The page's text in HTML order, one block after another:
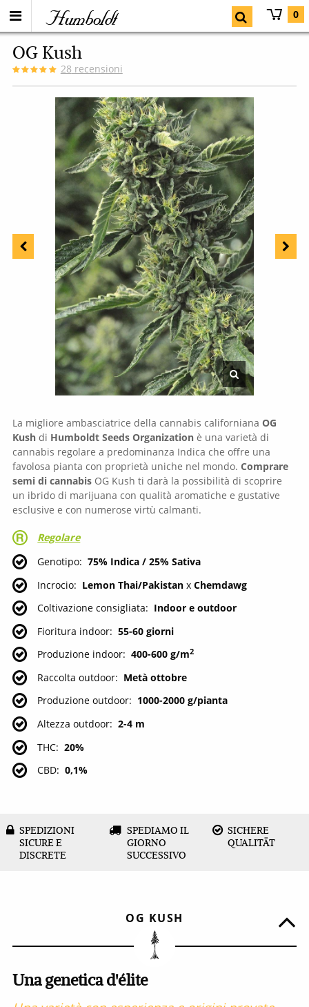
Humboldt 0
OG Kush
28 recensioni
La migliore ambasciatrice della cannabis californiana OG
Kushdi Humboldt Seeds Organizationè una varietà di
cannabis regolare a predominanza Indica che offre una
favolosa pianta con proprietà uniche nel mondo. Comprare
semi di cannabisOG Kush ti darà la possibilità di scoprire
un ibrido di marijuana con qualità aromatiche e gustative
esclusive e con numerose virtù calmanti.
Regolare
Genotipo
75% Indica / 25% Sativa
Incrocio
Lemon Thai/Pakistan xChemdawg
Coltivazione consigliata
Indoor e outdoor
Fioritura indoor
55-60 giorni
Produzione indoor
400-600 g/m2
Raccolta outdoor
Metà ottobre
Produzione outdoor
1000-2000 g/pianta
Altezza outdoor
2-4 m
THC
20%
CBD
0,1%
SPEDIZIONI
SICURE E
DISCRETE
SPEDIAMO IL
GIORNO
SUCCESSIVO
SICHERE
QUALITÄT
OG KUSH
Una genetica d'élite